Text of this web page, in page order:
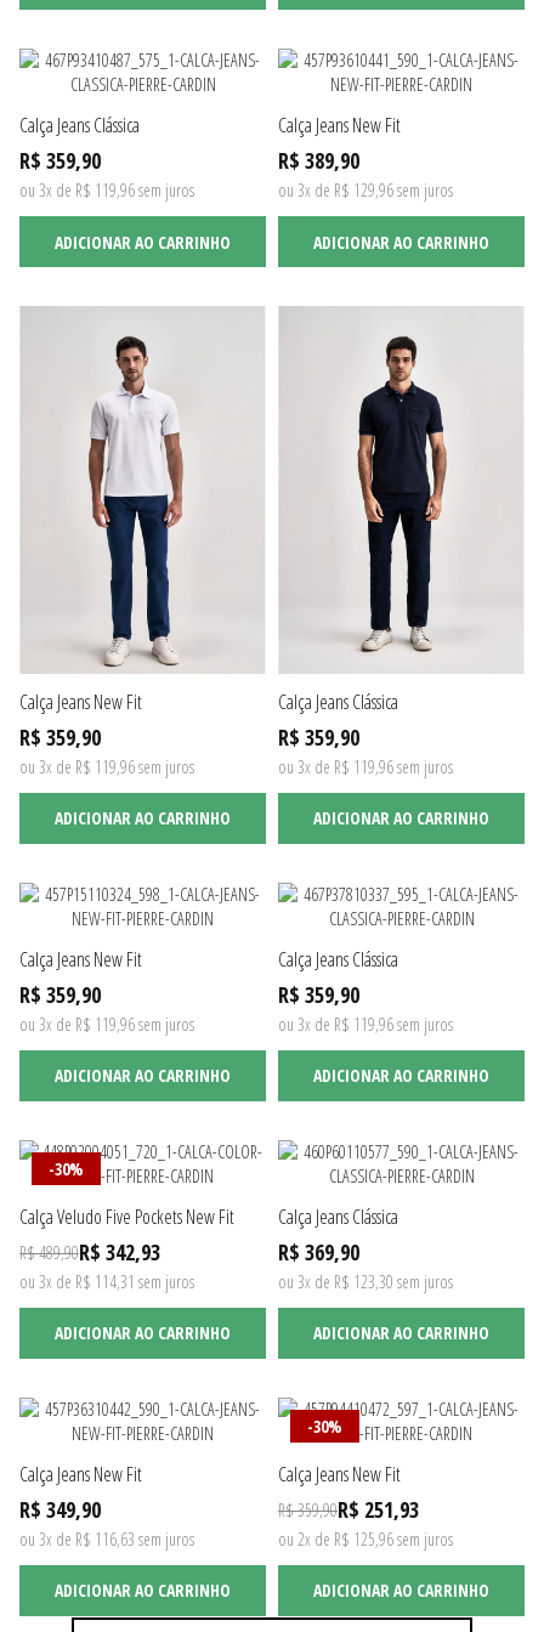
Calça Jeans Clássica
R$ 359,90
ou 3x de R$ 119,96 sem juros
ADICIONAR AO CARRINHO
Calça Jeans New Fit
R$ 389,90
ou 3x de R$ 129,96 sem juros
ADICIONAR AO CARRINHO
Calça Jeans New Fit
R$ 359,90
ou 3x de R$ 119,96 sem juros
ADICIONAR AO CARRINHO
Calça Jeans Clássica
R$ 359,90
ou 3x de R$ 119,96 sem juros
ADICIONAR AO CARRINHO
Calça Jeans New Fit
R$ 359,90
ou 3x de R$ 119,96 sem juros
ADICIONAR AO CARRINHO
Calça Jeans Clássica
R$ 359,90
ou 3x de R$ 119,96 sem juros
ADICIONAR AO CARRINHO
-30%
Calça Veludo Five Pockets New Fit
R$ 489,90R$ 342,93
ou 3x de R$ 114,31 sem juros
ADICIONAR AO CARRINHO
Calça Jeans Clássica
R$ 369,90
ou 3x de R$ 123,30 sem juros
ADICIONAR AO CARRINHO
Calça Jeans New Fit
R$ 349,90
ou 3x de R$ 116,63 sem juros
ADICIONAR AO CARRINHO
-30%
Calça Jeans New Fit
R$ 359,90R$ 251,93
ou 2x de R$ 125,96 sem juros
ADICIONAR AO CARRINHO